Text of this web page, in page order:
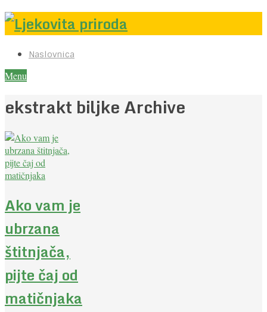
Naslovnica
Menu
ekstrakt biljke Archive
Ako vam je
ubrzana
štitnjača,
pijte čaj od
matičnjaka